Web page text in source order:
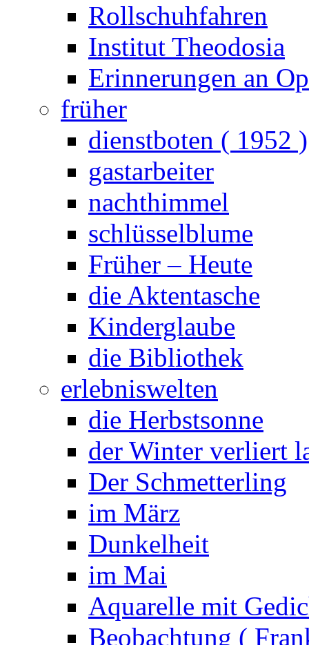
Rollschuhfahren
Institut Theodosia
Erinnerungen an
früher
dienstboten ( 1952 )
gastarbeiter
nachthimmel
schlüsselblume
Früher – Heute
die Aktentasche
Kinderglaube
die Bibliothek
erlebniswelten
die Herbstsonne
der Winter verliert
Der Schmetterling
im März
Dunkelheit
im Mai
Aquarelle mit
Beobachtung (